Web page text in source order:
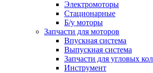
Электромоторы
Стационарные
Б/у моторы
Запчасти для моторов
Впускная система
Выпускная система
Запчасти для угловых
Инструмент